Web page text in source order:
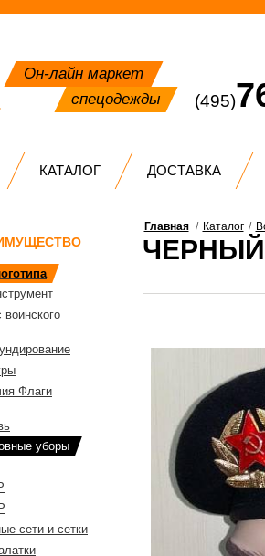
Он-лайн маркет
спецодежды
(495)
КАТАЛОГ ДОСТАВКА
Флаги
уборы
сети и сетки
Главная / Каталог /